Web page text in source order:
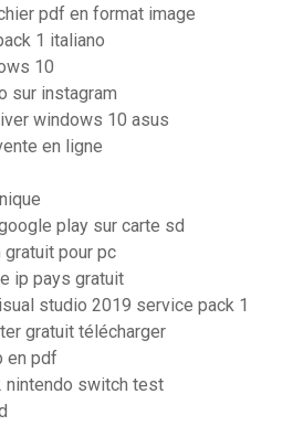
pdf en format image
1 italiano
10
sur instagram
windows 10 asus
en ligne
play sur carte sd
gratuit pour pc
ip pays gratuit
studio 2019 service pack 1
gratuit télécharger
en pdf
nintendo switch test